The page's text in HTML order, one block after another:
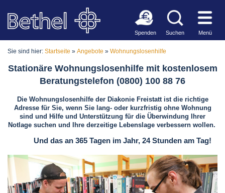
Spenden Suchen Menü
Sie sind hier: Startseite » Angebote » Wohnungslosenhilfe
Stationäre Wohnungslosenhilfe mit kostenlosem
Beratungstelefon (0800) 100 88 76
Die Wohnungslosenhilfe der Diakonie Freistatt ist die richtige
Adresse für Sie, wenn Sie lang- oder kurzfristig ohne Wohnung
sind und Hilfe und Unterstützung für die Überwindung Ihrer
Notlage suchen und Ihre derzeitige Lebenslage verbessern wollen.
Und das an 365 Tagen im Jahr, 24 Stunden am Tag!